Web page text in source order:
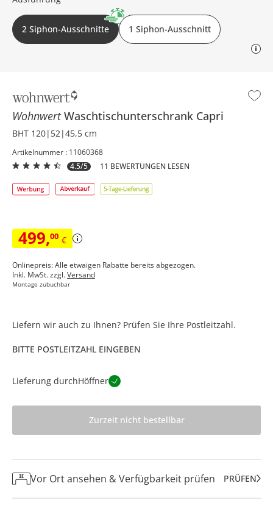
WohnwertWaschtischunterschrank Capri
BHT 120|52|45,5 cm
Artikelnummer : 11060368
4.5/5
11 BEWERTUNGEN LESEN
499,00 €
Onlinepreis: Alle etwaigen Rabatte bereits abgezogen.
Inkl. MwSt. zzgl.Versand
Montage zubuchbar
2 Siphon-Ausschnitte 1 Siphon-Ausschnitt
Liefern wir auch zu Ihnen? Prüfen Sie Ihre Postleitzahl.
BITTE POSTLEITZAHL EINGEBEN
Lieferung durchHöffner
Zurzeit nicht bestellbar
Vor Ort ansehen & Verfügbarkeit prüfen PRÜFEN